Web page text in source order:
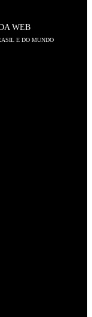
WEB
E DO MUNDO